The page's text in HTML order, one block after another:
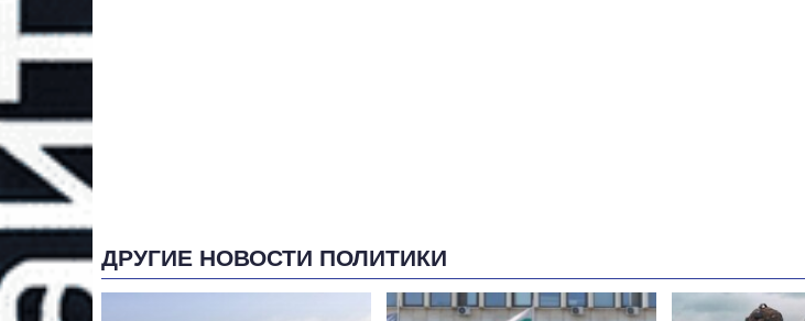
ДРУГИЕ НОВОСТИ ПОЛИТИКИ